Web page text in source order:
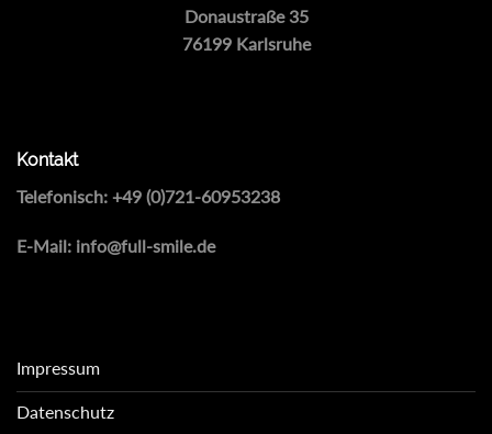
Donaustraße 35
76199 Karlsruhe
Kontakt
Telefonisch: +49 (0)721-60953238
E-Mail: info@full-smile.de
Impressum
Datenschutz